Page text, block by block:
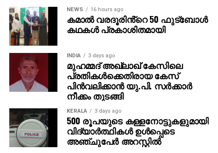
NEWS 16 hours ago
കമാൽ വരദൂരിൻ്റെ 50 ഫുട്ബോൾ
കഥകൾ പ്രകാശിതമായി
INDIA 3 days ago
മുഹമ്മദ് അഖ്‌ലാഖ് കേസിലെ
പ്രതികള്‍ക്കെതിരായ കേസ്
പിന്‍വലിക്കാന്‍ യു.പി. സര്‍ക്കാര്‍
നീക്കം തുടങ്ങി
KERALA 3 days ago
500 രൂപയുടെ കള്ളനോട്ടുകളുമായി
വിദ്യാര്‍ത്ഥികള്‍ ഉള്‍പ്പെടെ
അഞ്ചുപേര്‍ അറസ്റ്റില്‍